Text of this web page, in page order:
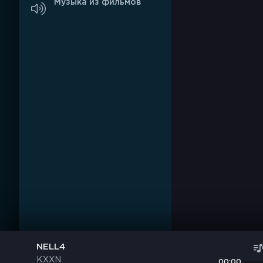
Музыка из фильмов
NELL4
KXXN